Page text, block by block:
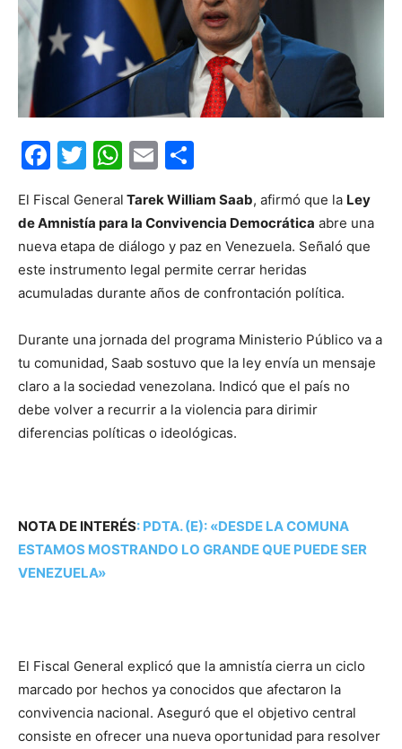
Facebook
Twitter
WhatsApp
Email
El Fiscal General Tarek William Saab, afirmó que la Ley
de Amnistía para la Convivencia Democrática abre una
nueva etapa de diálogo y paz en Venezuela. Señaló que
este instrumento legal permite cerrar heridas
acumuladas durante años de confrontación política.
Durante una jornada del programa Ministerio Público va a
tu comunidad, Saab sostuvo que la ley envía un mensaje
claro a la sociedad venezolana. Indicó que el país no
debe volver a recurrir a la violencia para dirimir
diferencias políticas o ideológicas.
NOTA DE INTERÉS: PDTA. (E): «DESDE LA COMUNA
ESTAMOS MOSTRANDO LO GRANDE QUE PUEDE SER
VENEZUELA»
El Fiscal General explicó que la amnistía cierra un ciclo
marcado por hechos ya conocidos que afectaron la
convivencia nacional. Aseguró que el objetivo central
consiste en ofrecer una nueva oportunidad para resolver